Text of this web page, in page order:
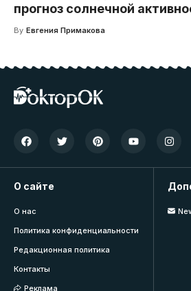
прогноз солнечной
By Евгения Примакова
О сайте
О нас
Политика конфиденциальности
Редакционная политика
Контакты
Реклама